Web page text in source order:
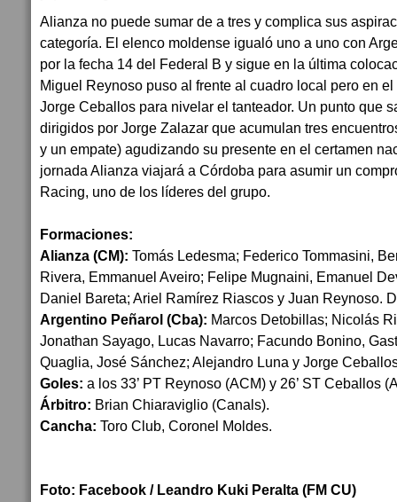
Alianza no puede sumar de a tres y complica sus
categoría. El elenco moldense igualó uno a uno con
por la fecha 14 del Federal B y sigue en la última
Miguel Reynoso puso al frente al cuadro local pero en
Jorge Ceballos para nivelar el tanteador. Un punto que
dirigidos por Jorge Zalazar que acumulan tres
y un empate) agudizando su presente en el certamen
jornada Alianza viajará a Córdoba para asumir un
Racing, uno de los líderes del grupo.
Formaciones:
Alianza (CM): Tomás Ledesma; Federico Tommasini,
Rivera, Emmanuel Aveiro; Felipe Mugnaini, Emanuel
Daniel Bareta; Ariel Ramírez Riascos y Juan Reynoso.
Argentino Peñarol (Cba): Marcos Detobillas; Nicolás
Jonathan Sayago, Lucas Navarro; Facundo Bonino,
Quaglia, José Sánchez; Alejandro Luna y Jorge
Goles: a los 33’ PT Reynoso (ACM) y 26’ ST Ceballos
Árbitro: Brian Chiaraviglio (Canals).
Cancha: Toro Club, Coronel Moldes.
Foto: Facebook / Leandro Kuki Peralta (FM CU)